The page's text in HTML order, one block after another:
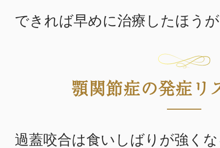
できれば早めに治療したほう
顎関節症の発症リ
過蓋咬合は食いしばりが強く